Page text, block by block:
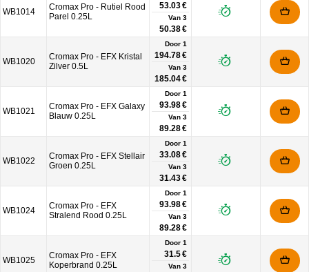
WB1014
Cromax Pro - Rutiel Rood
Parel 0.25L
53.03 €
Van 3
50.38 €
WB1020
Cromax Pro - EFX Kristal
Zilver 0.5L
Door 1
194.78 €
Van 3
185.04 €
WB1021
Cromax Pro - EFX Galaxy
Blauw 0.25L
Door 1
93.98 €
Van 3
89.28 €
WB1022
Cromax Pro - EFX Stellair
Groen 0.25L
Door 1
33.08 €
Van 3
31.43 €
WB1024
Cromax Pro - EFX
Stralend Rood 0.25L
Door 1
93.98 €
Van 3
89.28 €
WB1025
Cromax Pro - EFX
Koperbrand 0.25L
Door 1
31.5 €
Van 3